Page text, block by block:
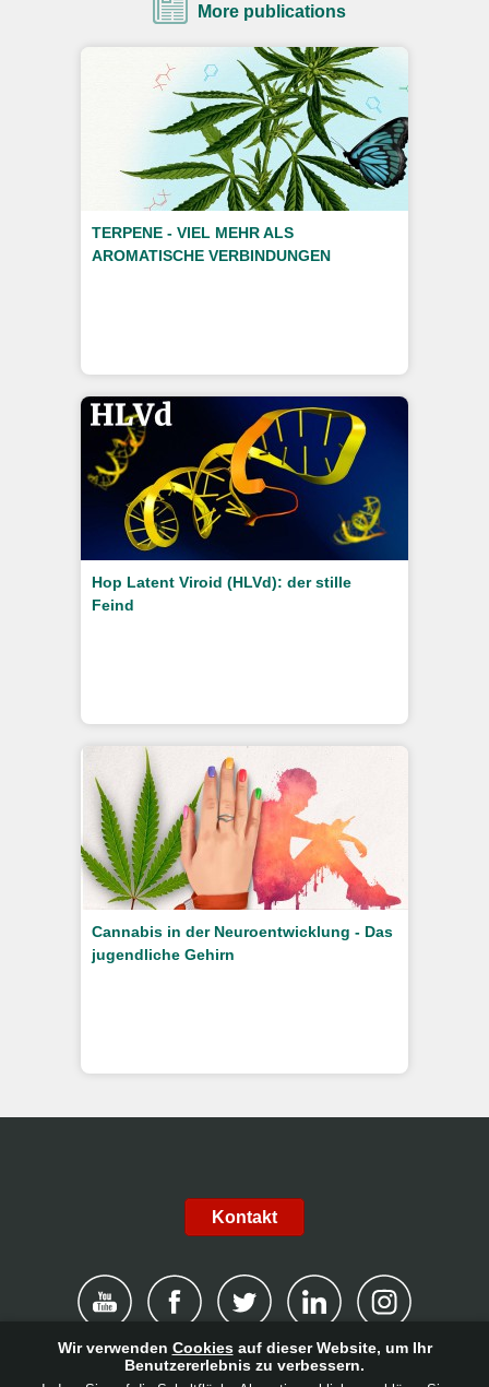
More publications
TERPENE - VIEL MEHR ALS
AROMATISCHE VERBINDUNGEN
Hop Latent Viroid (HLVd): der stille
Feind
Cannabis in der Neuroentwicklung - Das
jugendliche Gehirn
Kontakt
Wir verwenden Cookiesauf dieser Website, um Ihr
Benutzererlebnis zu verbessern.